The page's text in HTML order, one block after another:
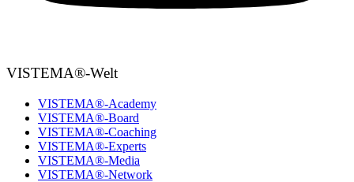
VISTEMA®-Welt
VISTEMA®-Academy
VISTEMA®-Board
VISTEMA®-Coaching
VISTEMA®-Experts
VISTEMA®-Media
VISTEMA®-Network